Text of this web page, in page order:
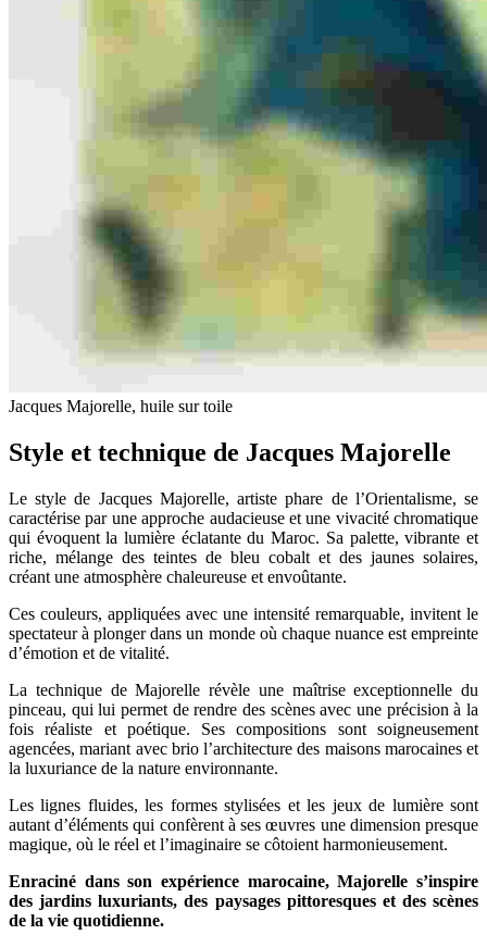
Jacques Majorelle, huile sur toile
Style et technique de Jacques Majorelle
Le style de Jacques Majorelle, artiste phare de l’Orientalisme, se
caractérise par une approche audacieuse et une vivacité chromatique
qui évoquent la lumière éclatante du Maroc. Sa palette, vibrante et
riche, mélange des teintes de bleu cobalt et des jaunes solaires,
créant une atmosphère chaleureuse et envoûtante.
Ces couleurs, appliquées avec une intensité remarquable, invitent le
spectateur à plonger dans un monde où chaque nuance est empreinte
d’émotion et de vitalité.
La technique de Majorelle révèle une maîtrise exceptionnelle du
pinceau, qui lui permet de rendre des scènes avec une précision à la
fois réaliste et poétique. Ses compositions sont soigneusement
agencées, mariant avec brio l’architecture des maisons marocaines et
la luxuriance de la nature environnante.
Les lignes fluides, les formes stylisées et les jeux de lumière sont
autant d’éléments qui confèrent à ses œuvres une dimension presque
magique, où le réel et l’imaginaire se côtoient harmonieusement.
Enraciné dans son expérience marocaine, Majorelle s’inspire
des jardins luxuriants, des paysages pittoresques et des scènes
de la vie quotidienne.